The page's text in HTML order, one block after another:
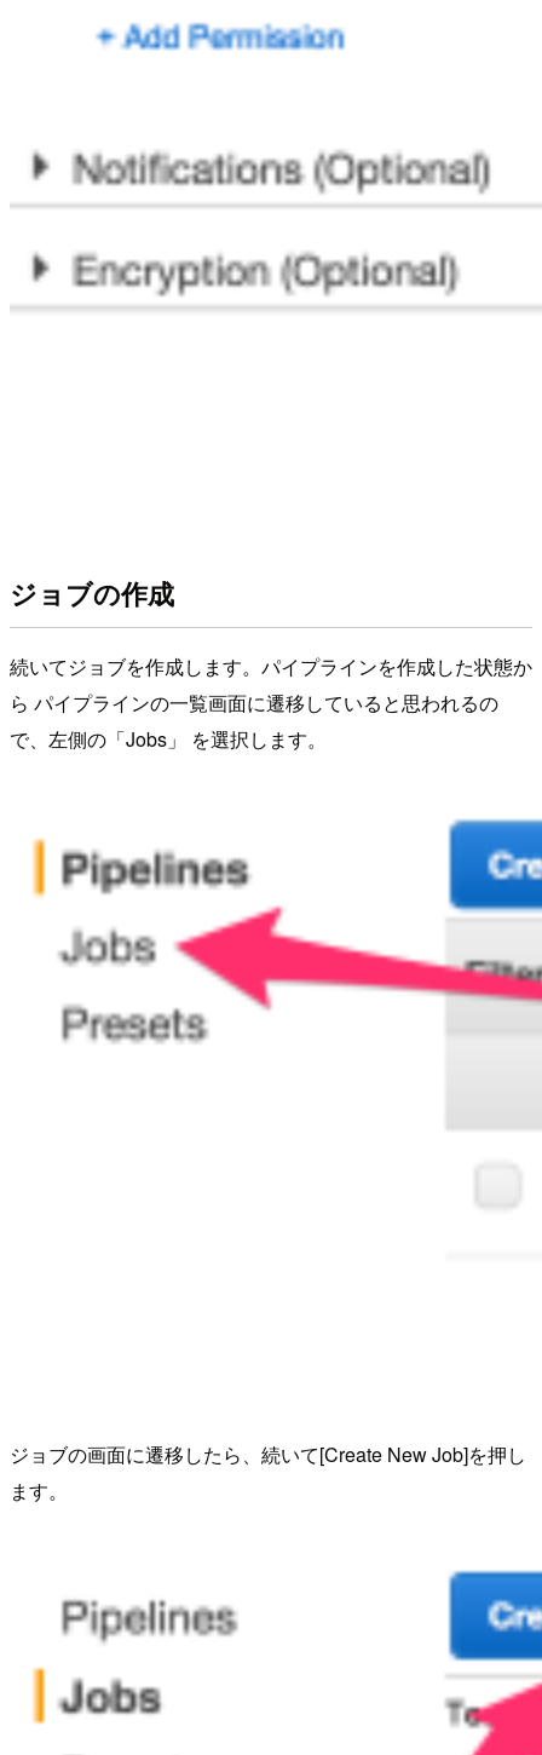
ジョブの作成
続いてジョブを作成します。パイプラインを作成した状態か
ら パイプラインの一覧画面に遷移していると思われるの
で、左側の「Jobs」 を選択します。
ジョブの画面に遷移したら、続いて[Create New Job]を押し
ます。